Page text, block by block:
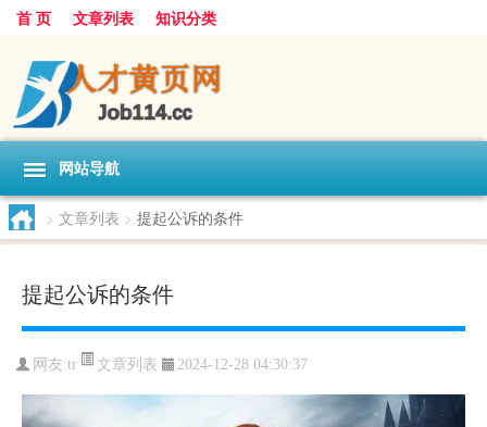
首 页 文章列表 知识分类
网站导航
> 文章列表 > 提起公诉的条件
提起公诉的条件
网友:tr 文章列表 2024-12-28 04:30:37